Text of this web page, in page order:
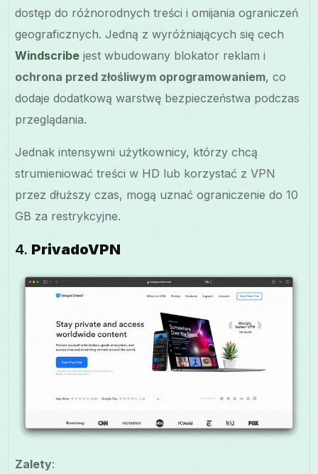
dostęp do różnorodnych treści i omijania ograniczeń
geograficznych. Jedną z wyróżniających się cech
Windscribe jest wbudowany blokator reklam i
ochrona przed złośliwym oprogramowaniem, co
dodaje dodatkową warstwę bezpieczeństwa podczas
przeglądania.
Jednak intensywni użytkownicy, którzy chcą
strumieniować treści w HD lub korzystać z VPN
przez dłuższy czas, mogą uznać ograniczenie do 10
GB za restrykcyjne.
4. PrivadoVPN
Zalety: